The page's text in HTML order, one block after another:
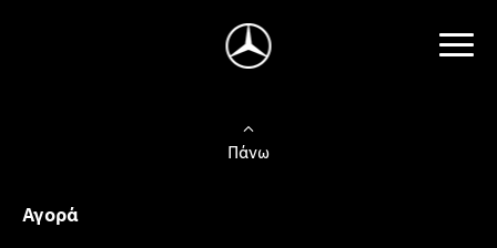
Πάνω
Αγορά